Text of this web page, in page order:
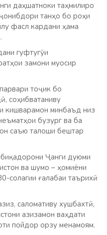
даҳшатноки таҳмилиро
танҳо бо роҳи
фасл кардани ҳама
гуфтугӯи
замони муосир
тоҷик бо
соҳибватаниву
кишварамон минбаъд низ
бузург ва ба
саъю талоши бештар
Ҷанги дуюми
ва шумо – ҳомиёни
солагии ғалабаи таърихӣ
саломативу хушбахтӣ,
азизамон ваҳдати
пойдор орзу менамоям.